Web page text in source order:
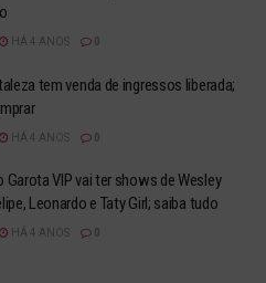
HÁ 4 ANOS
tem venda de ingressos liberada;
HÁ 4 ANOS
Garota VIP vai ter shows de Wesley
Leonardo e Taty Girl; saiba tudo
HÁ 4 ANOS